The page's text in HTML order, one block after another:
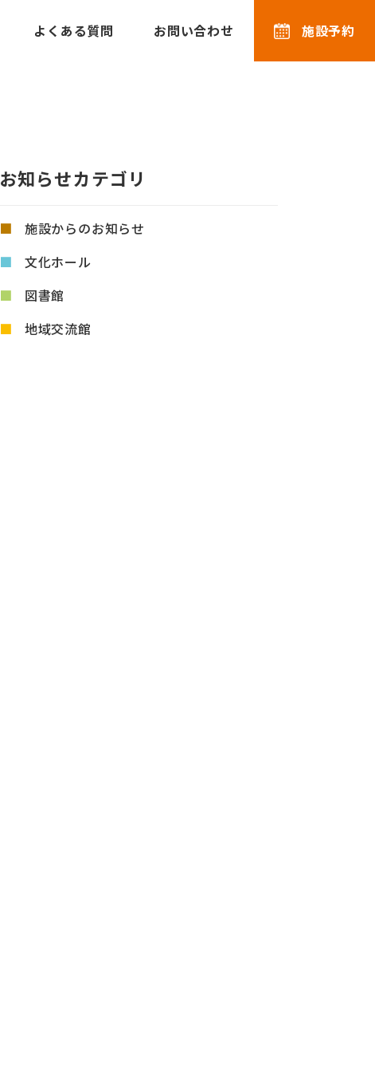
よくある質問 お問い合わせ 施設予約
お知らせカテゴリ
施設からのお知らせ
文化ホール
図書館
地域交流館